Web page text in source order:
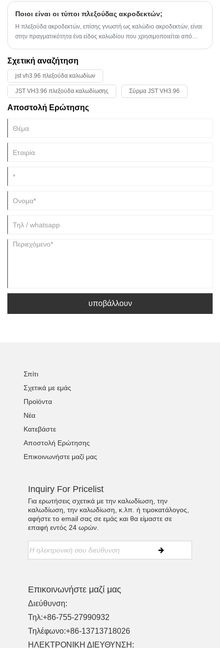
Ποιοι είναι οι τύποι πλεξούδας ακροδεκτών;
Η πλεξούδα ακροδεκτών, επίσης γνωστή ως καλώδιο ακροδεκτών, είναι
στην πραγματικότητα ένα είδος καλωδίου που χρησιμοποιείται από
μετάδοση πληροφοριών και άλλες λειτουργίες. Με την ανάπτυξη
ηλεκτρονικών προϊόντων, υπάρχουν όλο και περισσότερες ποικιλίες
πλεξούδας τερματικού και το πεδίο εφαρμογής είναι όλο και πιο κοινό.
Σχετική αναζήτηση
jst vh3.96 πλεξούδα καλωδίων
JST VH3.96 πλεξούδα καλωδίωσης Σύρμα JST VH3.96
Αποστολή Ερώτησης
υποβάλλουν
Σπίτι
Σχετικά με εμάς
Προϊόντα
Νέα
Κατεβάστε
Αποστολή Ερώτησης
Επικοινωνήστε μαζί μας
Inquiry For Pricelist
Για ερωτήσεις σχετικά με την καλωδίωση, την
καλωδίωση, την καλωδίωση, κ.λπ. ή τιμοκατάλογος,
αφήστε το email σας σε εμάς και θα είμαστε σε
επαφή εντός 24 ωρών.
Επικοινωνήστε μαζί μας
Διεύθυνση:
Τηλ:+86-755-27990932
Τηλέφωνο:+86-13713718026
ΗΛΕΚΤΡΟΝΙΚΗ ΔΙΕΥΘΥΝΣΗ: